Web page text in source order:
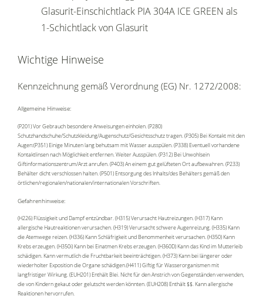
Glasurit-Einschichtlack PIA 304A ICE GREEN als
1-Schichtlack von Glasurit
Wichtige Hinweise
Kennzeichnung gemäß Verordnung (EG) Nr. 1272/2008:
Allgemeine Hinweise:
(P201) Vor Gebrauch besondere Anweisungen einholen. (P280)
Schutzhandschuhe/Schutzkleidung/Augenschutz/Gesichtsschutz tragen. (P305) Bei Kontakt mit den
Augen:(P351) Einige Minuten lang behutsam mit Wasser ausspülen. (P338) Eventuell vorhandene
Kontaktlinsen nach Möglichkeit entfernen. Weiter Ausspülen. (P312) Bei Unwohlsein
Giftinformationszentrum/Arzt anrufen. (P403) An einem gut gelüfteten Ort aufbewahren. (P233)
Behälter dicht verschlossen halten. (P501) Entsorgung des Inhalts/des Behälters gemäß den
örtlichen/regionalen/nationalen/internationalen Vorschriften.
Gefahrenhinweise:
(H226) Flüssigkeit und Dampf entzündbar. (H315) Verursacht Hautreizungen. (H317) Kann
allergische Hautreaktionen verursachen. (H319) Verursacht schwere Augenreizung. (H335) Kann
die Atemwege reizen. (H336) Kann Schläfrigkeit und Benommenheit verursachen. (H350) Kann
Krebs erzeugen. (H350i) Kann bei Einatmen Krebs erzeugen. (H360D) Kann das Kind im Mutterleib
schädigen. Kann vermutlich die Fruchtbarkeit beeinträchtigen. (H373) Kann bei längerer oder
wiederholter Exposition die Organe schädigen.(H411) Giftig für Wasserorganismen mit
langfristiger Wirkung. (EUH201) Enthält Blei. Nicht für den Anstrich von Gegenständen verwenden,
die von Kindern gekaut oder gelutscht werden könnten. (EUH208) Enthält $$. Kann allergische
Reaktionen hervorrufen.